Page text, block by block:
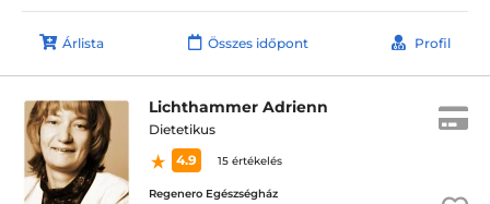
Árlista Összes időpont Profil
Lichthammer Adrienn
Dietetikus
4.9
15 értékelés
Regenero Egészségház